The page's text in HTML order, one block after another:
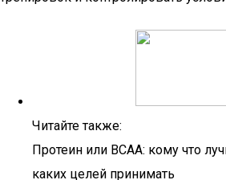
Читайте также:
Протеин или BCAA: кому что
каких целей принимать